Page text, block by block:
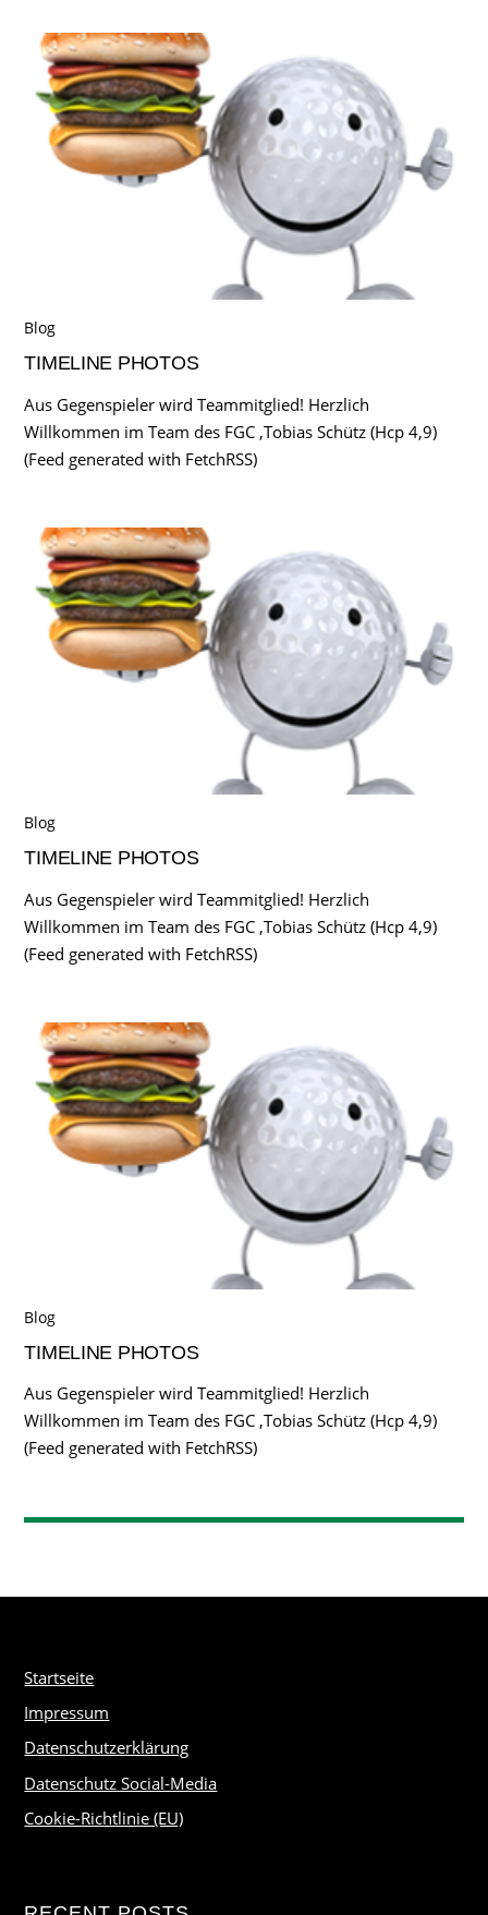
Blog
TIMELINE PHOTOS
Aus Gegenspieler wird Teammitglied! Herzlich
Willkommen im Team des FGC ,Tobias Schütz (Hcp 4,9)
(Feed generated with FetchRSS)
Blog
TIMELINE PHOTOS
Aus Gegenspieler wird Teammitglied! Herzlich
Willkommen im Team des FGC ,Tobias Schütz (Hcp 4,9)
(Feed generated with FetchRSS)
Blog
TIMELINE PHOTOS
Aus Gegenspieler wird Teammitglied! Herzlich
Willkommen im Team des FGC ,Tobias Schütz (Hcp 4,9)
(Feed generated with FetchRSS)
Startseite
Impressum
Datenschutzerklärung
Datenschutz Social-Media
Cookie-Richtlinie (EU)